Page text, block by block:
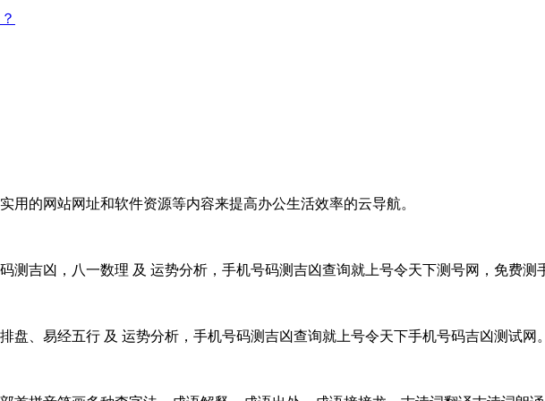
的网站网址和软件资源等内容来提高办公生活效率的云导航。
测吉凶，八一数理 及 运势分析，手机号码测吉凶查询就上号令天下测号网，免费测
、易经五行 及 运势分析，手机号码测吉凶查询就上号令天下手机号码吉凶测试网。